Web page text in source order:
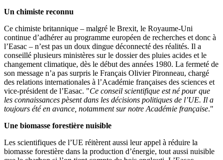
Un chimiste reconnu
Ce chimiste britannique – malgré le Brexit, le Royaume-Uni
continue d’adhérer au programme européen de recherches et donc à
l’Easac – n’est pas un doux dingue déconnecté des réalités. Il a
conseillé plusieurs ministères sur le dossier des pluies acides et le
changement climatique, dès le début des années 1980. La fermeté de
son message n’a pas surpris le Français Olivier Pironneau, chargé
des relations internationales à l’Académie françaises des sciences et
vice-président de l’Easac.
Ce conseil scientifique est né pour que
les connaissances pèsent dans les décisions politiques de l’UE. Il a
toujours été en avance, notamment sur notre Académie française.
Une biomasse forestière nuisible
Les scientifiques de l’UE réitèrent aussi leur appel à réduire la
biomasse forestière dans la production d’énergie, tout aussi nuisible